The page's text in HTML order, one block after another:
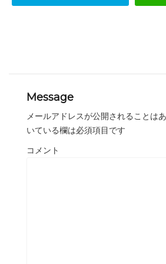
Message
メールアドレスが公開されることはあ
いている欄は必須項目です
コメント